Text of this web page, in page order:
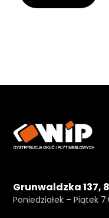
Grunwaldzka 137,
Poniedziałek – Piątek